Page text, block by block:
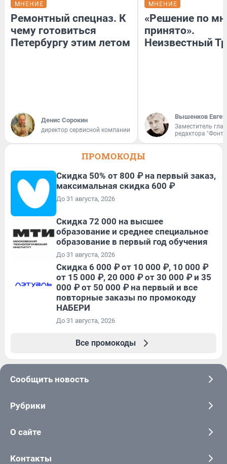
МНЕНИЕ
Ремонтный спецназ. К
чему готовиться
Петербургу этим летом
Денис Сорокин
директор сервисной компании
МНЕНИЕ
«Решение по
принято».
Неизвестный
Вышенков
Заместитель
редактора
ПРОМОКОДЫ
Скидка 50% от 800 ₽ на первый заказ,
максимальная скидка 600 ₽
До 31 августа, 2026
Скидка 72 000 на высшее
образование и среднее специальное
образование в первый год обучения
До 31 августа, 2026
Скидка 6 000 ₽ от 10 000 ₽, 10 000 ₽
от 15 000 ₽, 20 000 ₽ от 30 000 ₽ и 35
000 ₽ от 50 000 ₽ на первый и все
повторные заказы по промокоду
НАБЕРИ
До 31 августа, 2026
Все промокоды
Сообщить новость
Рубрики
О сайте
Контакты